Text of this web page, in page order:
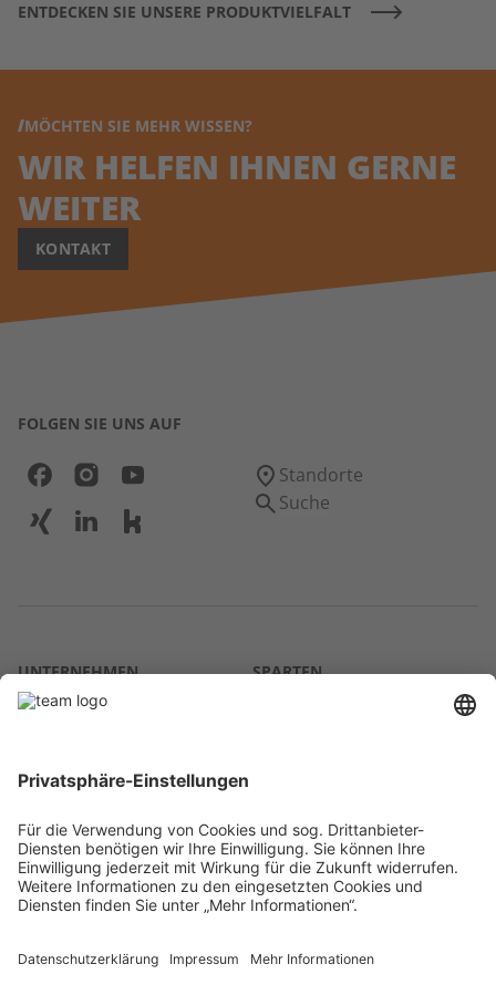
ENTDECKEN SIE UNSERE PRODUKTVIELFALT
MÖCHTEN SIE MEHR WISSEN?
WIR HELFEN IHNEN GERNE
WEITER
KONTAKT
FOLGEN SIE UNS AUF
Standorte
Suche
UNTERNEHMEN
Über uns
Karriere
Kontakt
SPARTEN
RECHTLICHES